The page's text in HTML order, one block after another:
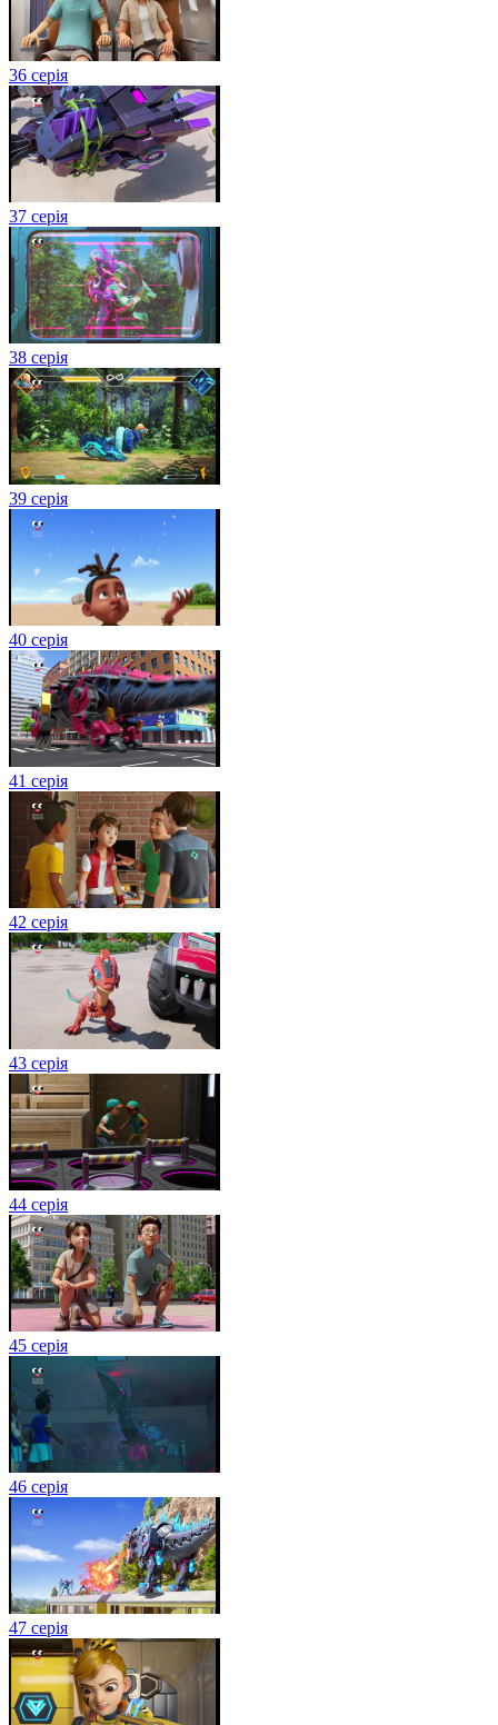
36 серія
37 серія
38 серія
39 серія
40 серія
41 серія
42 серія
43 серія
44 серія
45 серія
46 серія
47 серія